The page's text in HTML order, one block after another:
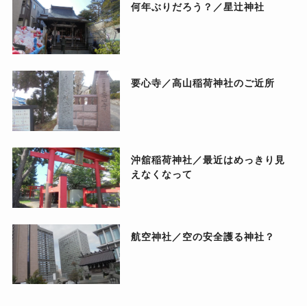
何年ぶりだろう？／星辻神社
要心寺／高山稲荷神社のご近所
沖舘稲荷神社／最近はめっきり見
えなくなって
航空神社／空の安全護る神社？